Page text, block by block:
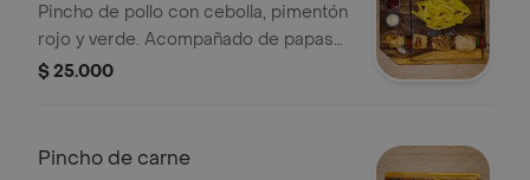
Pincho de pollo con cebolla, pimentón
rojo y verde. Acompañado de papas
fritas.
$ 25.000
Pincho de carne